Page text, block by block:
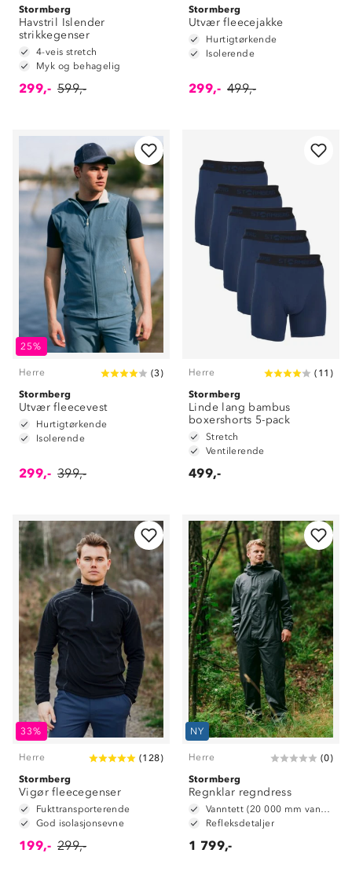
Stormberg
Havstril Islender
strikkegenser
4-veis stretch
Myk og behagelig
299,- 599,-
Stormberg
Utvær fleecejakke
Hurtigtørkende
Isolerende
299,- 499,-
25%
Herre (3)
Stormberg
Utvær fleecevest
Hurtigtørkende
Isolerende
299,- 399,-
Herre ( 11 )
Stormberg
Linde lang bambus
boxershorts 5-pack
Stretch
Ventilerende
499,-
33%
Herre (128)
Stormberg
Vigør fleecegenser
Fukttransporterende
God isolasjonsevne
199,- 299,-
NY
Herre (0)
Stormberg
Regnklar regndress
Refleksdetaljer
1 799,-